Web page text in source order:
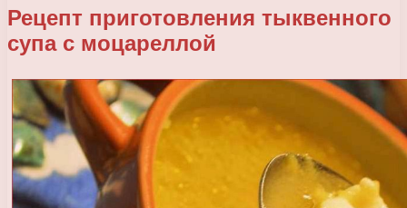
Рецепт приготовления тыквенного
супа с моцареллой